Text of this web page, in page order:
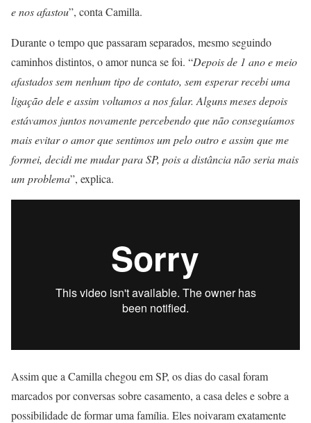
e nos afastou”, conta Camilla.
Durante o tempo que passaram separados, mesmo seguindo
caminhos distintos, o amor nunca se foi. “Depois de 1 ano e meio
afastados sem nenhum tipo de contato, sem esperar recebi uma
ligação dele e assim voltamos a nos falar. Alguns meses depois
estávamos juntos novamente percebendo que não conseguíamos
mais evitar o amor que sentimos um pelo outro e assim que me
formei, decidi me mudar para SP, pois a distância não seria mais
um problema”, explica.
Assim que a Camilla chegou em SP, os dias do casal foram
marcados por conversas sobre casamento, a casa deles e sobre a
possibilidade de formar uma família. Eles noivaram exatamente